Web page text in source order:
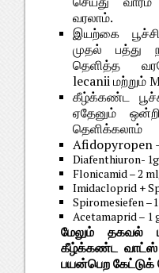
வரலாம்.
இயற்கை
முதல் பத்து
தெளித்த
lecanii மற்றும்
கீழ்க்கண்ட
ஏதேனும்
தெளிக்கலாம்
Afidopyropen
Diafenthiuron-
Flonicamid – 2
Imidacloprid +
Spiromesiefen
Acetamaprid – 1
மேலும் தகவல்
கீழ்க்கண்ட வாட்ஸ்
பயன்பெற கேட்டுக்